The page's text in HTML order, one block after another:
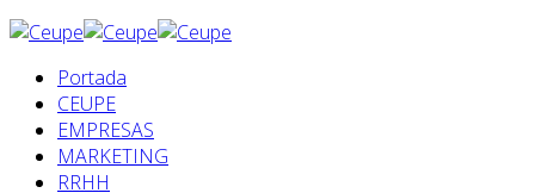
Portada
CEUPE
EMPRESAS
MARKETING
RRHH